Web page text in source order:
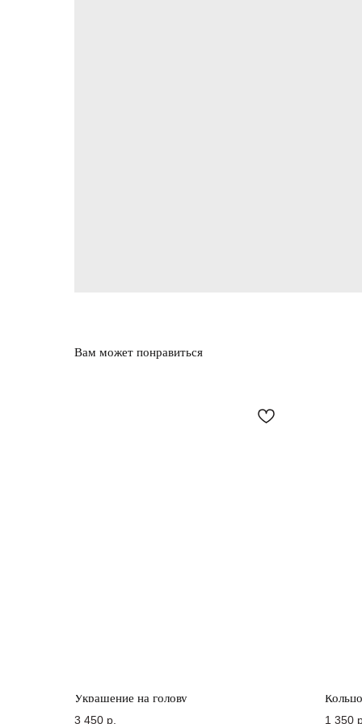
Вам может понравиться
Украшение на голову
3 450 р.
Кольцо
1 350